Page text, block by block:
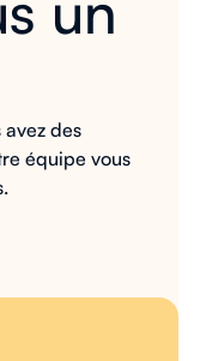
des
équipe vous